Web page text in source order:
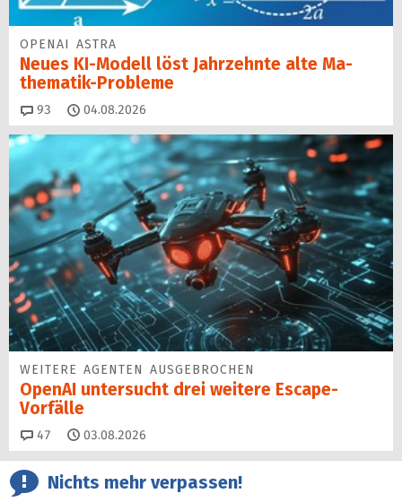
OPENAI ASTRA
Neues KI-Modell löst Jahr­zehn­te alte Ma­
thematik-Pro­ble­me
93 Kommentare
04.08.2026
WEITERE AGENTEN AUSGEBROCHEN
OpenAI untersucht drei weitere Escape-
Vorfälle
47 Kommentare
03.08.2026
Nichts mehr verpassen!